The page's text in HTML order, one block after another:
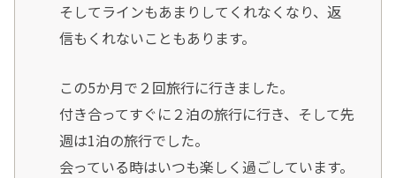
そしてラインもあまりしてくれなくなり、返
信もくれないこともあります。
この5か月で２回旅行に行きました。
付き合ってすぐに２泊の旅行に行き、そして先
週は1泊の旅行でした。
会っている時はいつも楽しく過ごしています。